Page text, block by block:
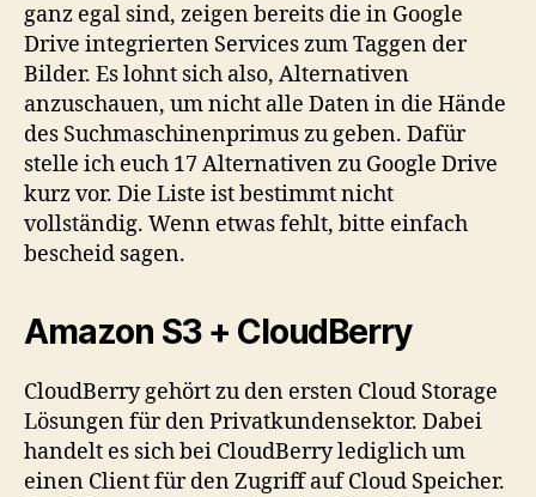
ganz egal sind, zeigen bereits die in Google
Drive integrierten Services zum Taggen der
Bilder. Es lohnt sich also, Alternativen
anzuschauen, um nicht alle Daten in die Hände
des Suchmaschinenprimus zu geben. Dafür
stelle ich euch 17 Alternativen zu Google Drive
kurz vor. Die Liste ist bestimmt nicht
vollständig. Wenn etwas fehlt, bitte einfach
bescheid sagen.
Amazon S3 + CloudBerry
CloudBerry gehört zu den ersten Cloud Storage
Lösungen für den Privatkundensektor. Dabei
handelt es sich bei CloudBerry lediglich um
einen Client für den Zugriff auf Cloud Speicher.